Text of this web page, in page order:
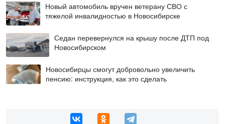
Новый автомобиль вручен ветерану СВО с
тяжелой инвалидностью в Новосибирске
Седан перевернулся на крышу после ДТП под
Новосибирском
Новосибирцы смогут добровольно увеличить
пенсию: инструкция, как это сделать